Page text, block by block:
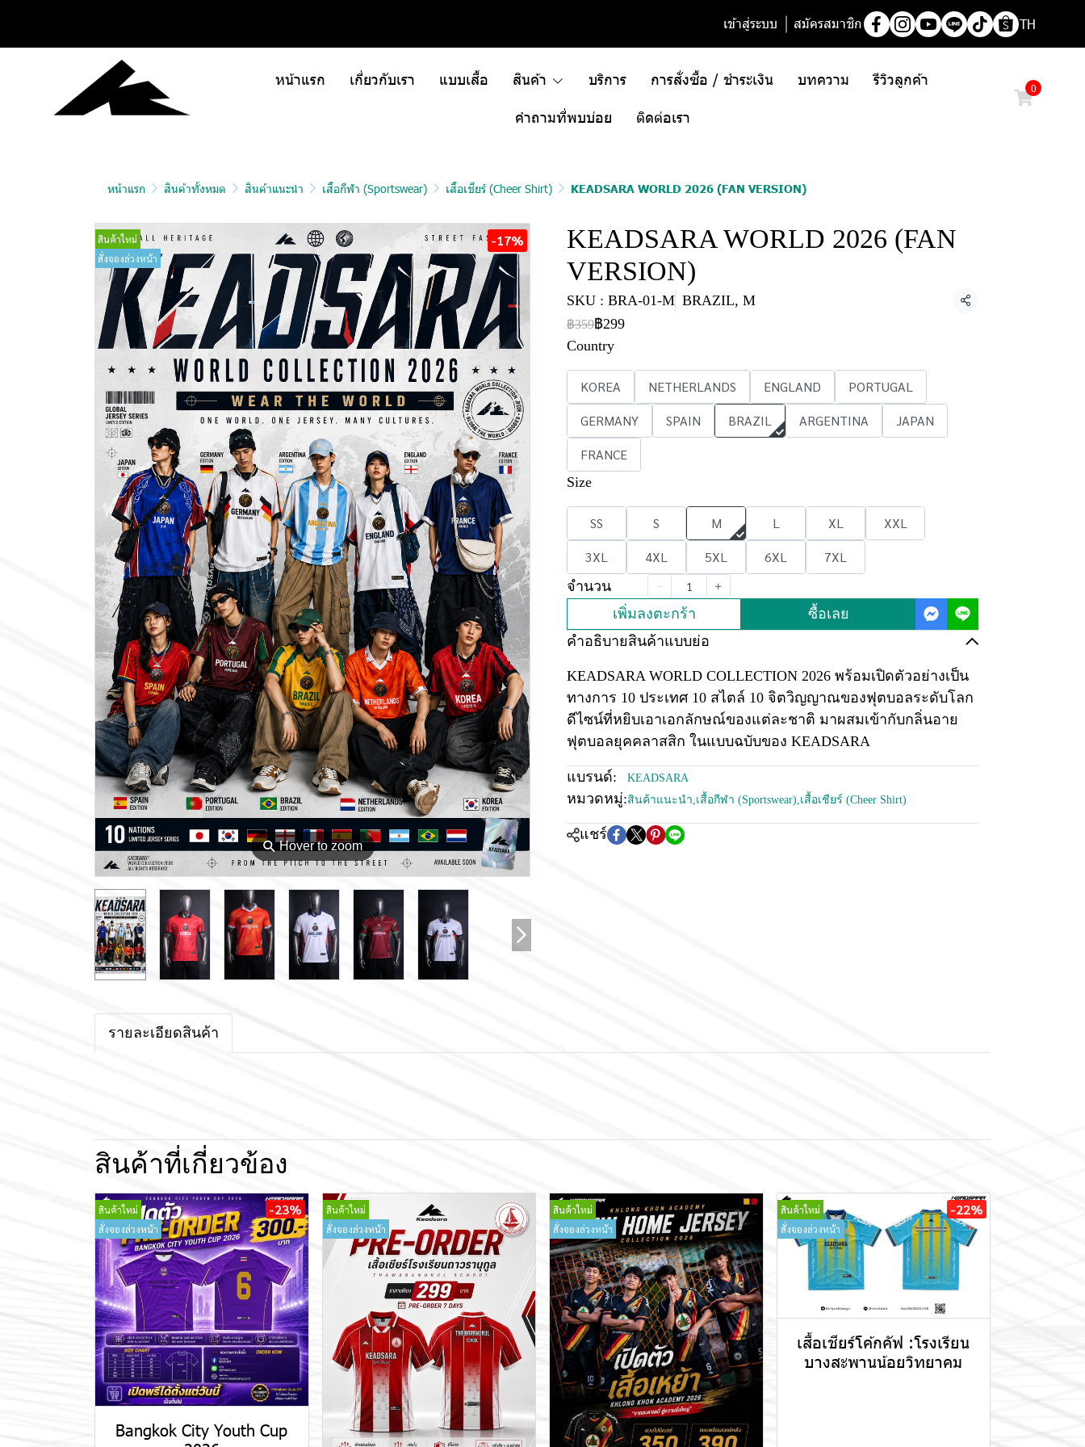
เข้าสู่ระบบ สมัครสมาชิก TH
หน้าแรก เกี่ยวกับเรา แบบเสื้อ สินค้า บริการ การสั่งซื้อ / ชำระเงิน บทความ รีวิวลูกค้า
คำถามที่พบบ่อย ติดต่อเรา
0
หน้าแรก สินค้าทั้งหมด สินค้าแนะนำ เสื้อกีฬา (Sportswear) เสื้อเชียร์ (Cheer Shirt) KEADSARA WORLD 2026 (FAN VERSION)
⚲Hover to zoom
สินค้าใหม่
สั่งจองล่วงหน้า
-17%
KEADSARA WORLD 2026 (FAN
VERSION)
SKU : BRA-01-M BRAZIL, M แชร์
฿359฿299
Country
KOREA NETHERLANDS ENGLAND
PORTUGAL
GERMANY
SPAIN BRAZIL ARGENTINA
JAPAN
FRANCE
Size
SS S M L XL
XXL
3XL
4XL 5XL 6XL 7XL
จำนวน
เพิ่มลงตะกร้า
ซื้อเลย
คำอธิบายสินค้าแบบย่อ
KEADSARA WORLD COLLECTION 2026 พร้อมเปิดตัวอย่างเป็น
ทางการ 10 ประเทศ 10 สไตล์ 10 จิตวิญญาณของฟุตบอลระดับโลก
ดีไซน์ที่หยิบเอาเอกลักษณ์ของแต่ละชาติ มาผสมเข้ากับกลิ่นอาย
ฟุตบอลยุคคลาสสิก ในแบบฉบับของ KEADSARA
แบรนด์: KEADSARA
หมวดหมู่:สินค้าแนะนำ,เสื้อกีฬา (Sportswear),เสื้อเชียร์ (Cheer Shirt)
แชร์
รายละเอียดสินค้า
สินค้าที่เกี่ยวข้อง
สินค้าใหม่
สั่งจองล่วงหน้า
-23%
Bangkok City Youth Cup
สินค้าใหม่
สั่งจองล่วงหน้า
สินค้าใหม่
สั่งจองล่วงหน้า
สินค้าใหม่
สั่งจองล่วงหน้า
-22%
เสื้อเชียร์โค้กคัฟ :โรงเรียน
บางสะพานน้อยวิทยาคม